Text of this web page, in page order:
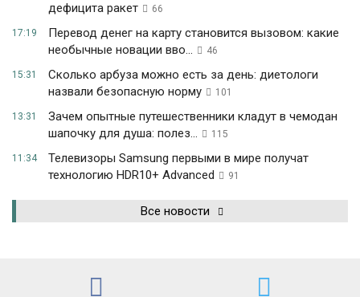
дефицита ракет
66
17:19
Перевод денег на карту становится вызовом: какие
необычные новации вво...
46
15:31
Сколько арбуза можно есть за день: диетологи
назвали безопасную норму
101
13:31
Зачем опытные путешественники кладут в чемодан
шапочку для душа: полез...
115
11:34
Телевизоры Samsung первыми в мире получат
технологию HDR10+ Advanced
91
Все новости